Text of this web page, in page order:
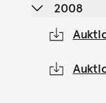
2008